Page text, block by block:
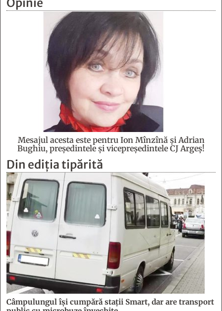
Mesajul acesta este pentru Ion Mînzînă şi Adrian
Bughiu, preşedintele şi vicepreşedintele CJ Argeş!
Din ediția tipărită
Câmpulungul îşi cumpără staţii Smart, dar are transport